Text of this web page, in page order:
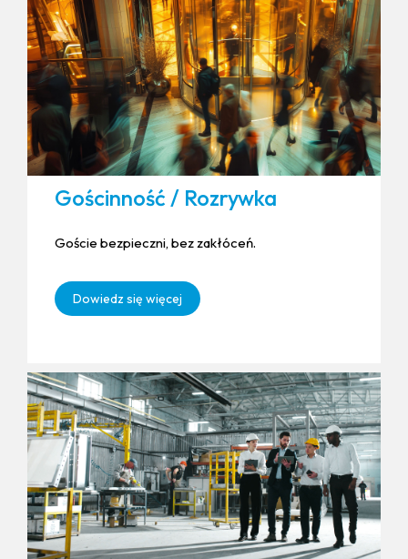
Gościnność / Rozrywka
Goście bezpieczni, bez zakłóceń.
Dowiedz się więcej